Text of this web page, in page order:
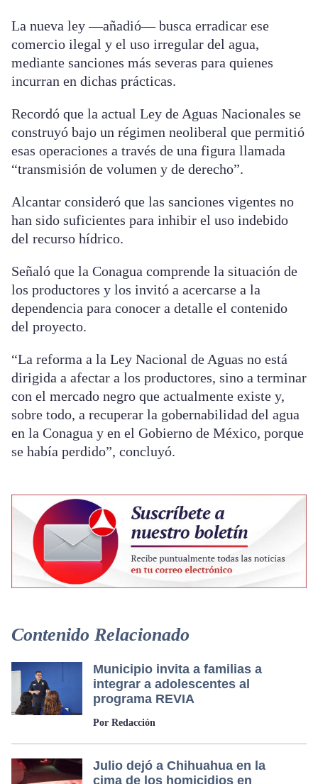
La nueva ley —añadió— busca erradicar ese
comercio ilegal y el uso irregular del agua,
mediante sanciones más severas para quienes
incurran en dichas prácticas.
Recordó que la actual Ley de Aguas Nacionales se
construyó bajo un régimen neoliberal que permitió
esas operaciones a través de una figura llamada
“transmisión de volumen y de derecho”.
Alcantar consideró que las sanciones vigentes no
han sido suficientes para inhibir el uso indebido
del recurso hídrico.
Señaló que la Conagua comprende la situación de
los productores y los invitó a acercarse a la
dependencia para conocer a detalle el contenido
del proyecto.
“La reforma a la Ley Nacional de Aguas no está
dirigida a afectar a los productores, sino a terminar
con el mercado negro que actualmente existe y,
sobre todo, a recuperar la gobernabilidad del agua
en la Conagua y en el Gobierno de México, porque
se había perdido”, concluyó.
Contenido Relacionado
Municipio invita a familias a
integrar a adolescentes al
programa REVIA
Por Redacción
Julio dejó a Chihuahua en la
cima de los homicidios en